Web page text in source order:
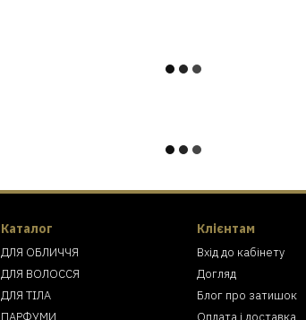
Каталог
ДЛЯ ОБЛИЧЧЯ
ДЛЯ ВОЛОССЯ
ДЛЯ ТІЛА
ПАРФУМИ
Клієнтам
Вхід до кабінету
Догляд
Блог про затишок
Оплата і доставка